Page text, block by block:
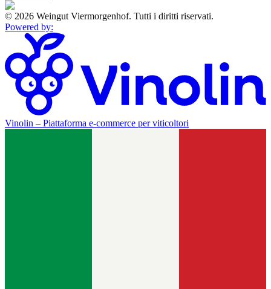
© 2026 Weingut Viermorgenhof. Tutti i diritti riservati.
Powered by:
Vinolin – Piattaforma e-commerce per viticoltori